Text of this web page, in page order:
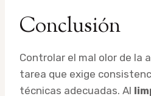
Conclusión
Controlar el mal olor de la
tarea que exige
técnicas adecuadas. Al